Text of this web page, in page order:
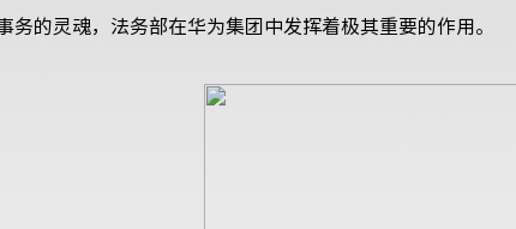
的灵魂，法务部在华为集团中发挥着极其重要的作用。